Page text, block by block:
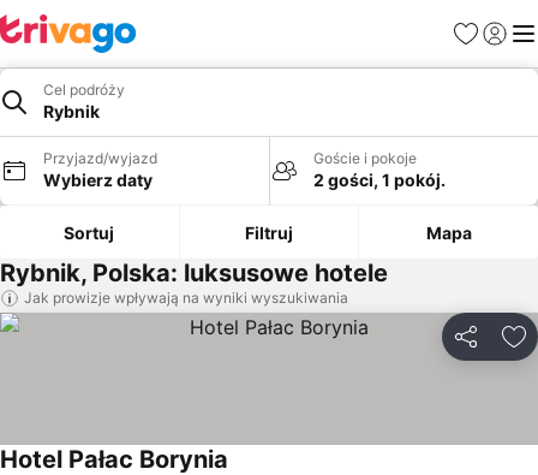
Ulubione
Cel podróży
Rybnik
Przyjazd/wyjazd
Wybierz daty
Goście i pokoje
2 gości, 1 pokój.
Sortuj Filtruj Mapa
Rybnik, Polska: luksusowe hotele
Jak prowizje wpływają na wyniki wyszukiwania
Hotel Pałac Borynia